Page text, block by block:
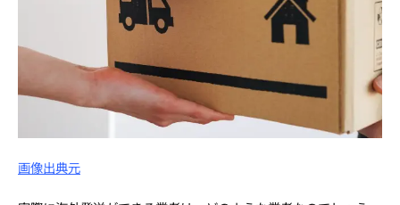
画像出典元